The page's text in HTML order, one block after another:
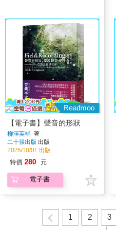
Readmoo
【電子書】聲音的形狀
柳澤英輔 著
二十張出版 出版
2025/10/01 出版
特價 280 元
電子書
1 2 3